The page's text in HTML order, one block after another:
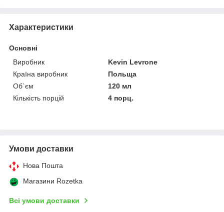
Характеристики
Основні
Виробник
Kevin Levrone
Країна виробник
Польща
Об`єм
120 мл
Кількість порцій
4 порц.
Умови доставки
Нова Пошта
Магазини Rozetka
Всі умови доставки